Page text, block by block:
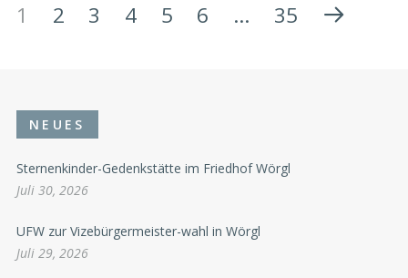
1 2 3 4 5 6 … 35
NEUES
Sternenkinder-Gedenkstätte im Friedhof Wörgl
Juli 30, 2026
UFW zur Vizebürgermeister-wahl in Wörgl
Juli 29, 2026